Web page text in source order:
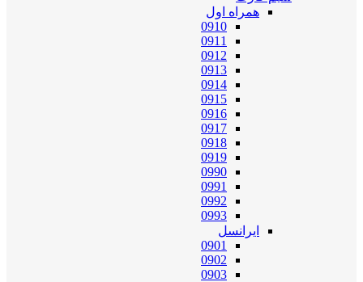
همراه اول
0910
0911
0912
0913
0914
0915
0916
0917
0918
0919
0990
0991
0992
0993
ایرانسل
0901
0902
0903